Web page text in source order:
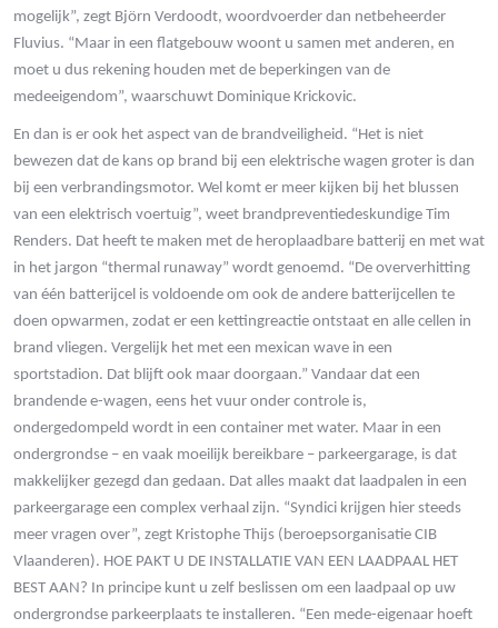
mogelijk”, zegt Björn Verdoodt, woordvoerder dan netbeheerder
Fluvius. “Maar in een flatgebouw woont u samen met anderen, en
moet u dus rekening houden met de beperkingen van de
medeeigendom”, waarschuwt Dominique Krickovic.
En dan is er ook het aspect van de brandveiligheid. “Het is niet
bewezen dat de kans op brand bij een elektrische wagen groter is dan
bij een verbrandingsmotor. Wel komt er meer kijken bij het blussen
van een elektrisch voertuig”, weet brandpreventiedeskundige Tim
Renders. Dat heeft te maken met de heroplaadbare batterij en met wat
in het jargon “thermal runaway” wordt genoemd. “De oververhitting
van één batterijcel is voldoende om ook de andere batterijcellen te
doen opwarmen, zodat er een kettingreactie ontstaat en alle cellen in
brand vliegen. Vergelijk het met een mexican wave in een
sportstadion. Dat blijft ook maar doorgaan.” Vandaar dat een
brandende e-wagen, eens het vuur onder controle is,
ondergedompeld wordt in een container met water. Maar in een
ondergrondse – en vaak moeilijk bereikbare – parkeergarage, is dat
makkelijker gezegd dan gedaan. Dat alles maakt dat laadpalen in een
parkeergarage een complex verhaal zijn. “Syndici krijgen hier steeds
meer vragen over”, zegt Kristophe Thijs (beroepsorganisatie CIB
Vlaanderen). HOE PAKT U DE INSTALLATIE VAN EEN LAADPAAL HET
BEST AAN? In principe kunt u zelf beslissen om een laadpaal op uw
ondergrondse parkeerplaats te installeren. “Een mede-eigenaar hoeft